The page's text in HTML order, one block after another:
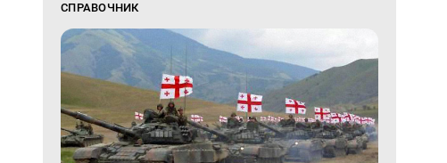
СПРАВОЧНИК